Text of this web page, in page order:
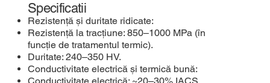
Specificatii
Rezistență și duritate ridicate:
Rezistență la tracțiune: 850–1000 MPa (în
funcție de tratamentul termic).
Duritate: 240–350 HV.
Conductivitate electrică și termică bună: